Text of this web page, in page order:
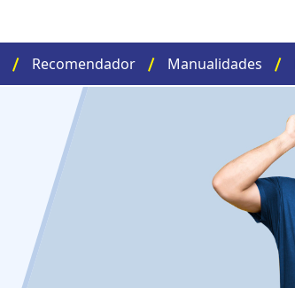
Recomendador Manualidades